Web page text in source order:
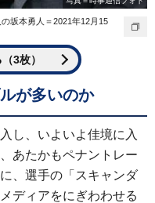
坂本勇人＝2021年12月15
3枚）
が多いのか
し、いよいよ佳境に入
あたかもペナントレー
、選手の「スキャンダ
ディアをにぎわわせる